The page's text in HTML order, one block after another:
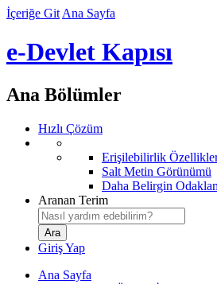
İçeriğe Git Ana Sayfa
e-Devlet Kapısı
Ana Bölümler
Hızlı Çözüm
Erişilebilirlik
Salt Metin Görünümü
Daha Belirgin
Aranan Terim
Giriş Yap
Ana Sayfa